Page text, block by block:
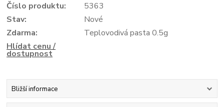
Číslo produktu:
5363
Stav:
Nové
Zdarma:
Teplovodivá pasta 0.5g
Hlídat cenu /
dostupnost
Bližší informace